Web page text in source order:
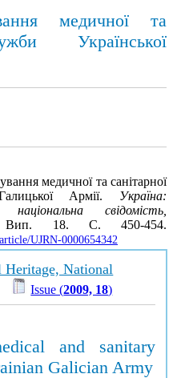
медичної та
Української
медичної та санітарної
Армії. Україна:
свідомість,
18. С. 450-454.
UJRN-0000654342
National
Issue (2009, 18)
and sanitary
Galician Army